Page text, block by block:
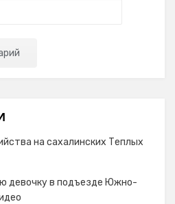
на сахалинских Теплых
девочку в подъезде Южно-